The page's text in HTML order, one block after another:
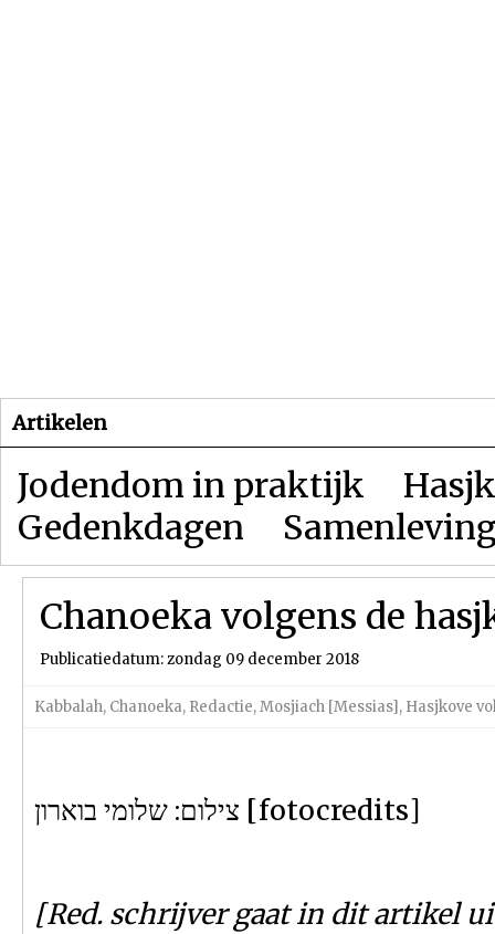
Artikelen
Jodendom in praktijk
Gedenkdagen
Chanoeka volgens de
Publicatiedatum: zondag 09 december 2018
Kabbalah, Chanoeka, Redactie,Mosjiach [Messias], Hasjkove
צילום: שלומי בוארון [fotocredits]
[Red. schrijver gaat in dit artikel